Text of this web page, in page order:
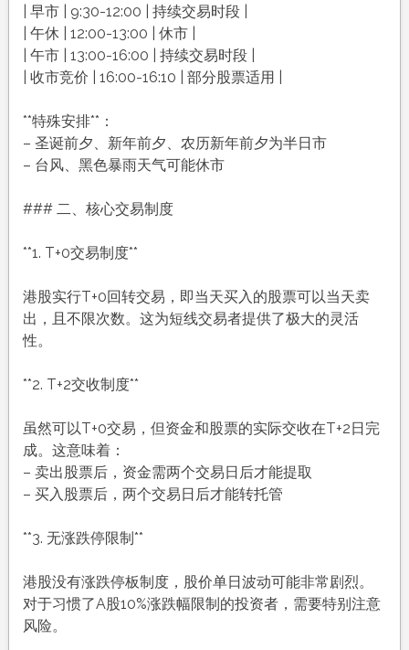
| 早市 | 9:30-12:00 | 持续交易时段 |
| 午休 | 12:00-13:00 | 休市 |
| 午市 | 13:00-16:00 | 持续交易时段 |
| 收市竞价 | 16:00-16:10 | 部分股票适用 |
**特殊安排**：
– 圣诞前夕、新年前夕、农历新年前夕为半日市
– 台风、黑色暴雨天气可能休市
### 二、核心交易制度
**1. T+0交易制度**
港股实行T+0回转交易，即当天买入的股票可以当天卖
出，且不限次数。这为短线交易者提供了极大的灵活
性。
**2. T+2交收制度**
虽然可以T+0交易，但资金和股票的实际交收在T+2日完
成。这意味着：
– 卖出股票后，资金需两个交易日后才能提取
– 买入股票后，两个交易日后才能转托管
**3. 无涨跌停限制**
港股没有涨跌停板制度，股价单日波动可能非常剧烈。
对于习惯了A股10%涨跌幅限制的投资者，需要特别注意
风险。